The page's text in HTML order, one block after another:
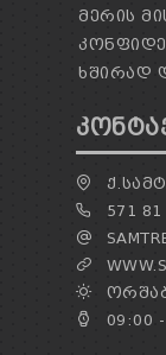
ᲛᲔᲠᲘᲡ
ᲮᲨᲘᲠᲐᲓ
571
09:00